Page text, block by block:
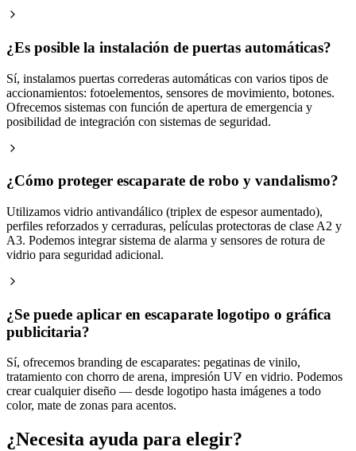
¿Es posible la instalación de puertas automáticas?
Sí, instalamos puertas correderas automáticas con varios tipos de
accionamientos: fotoelementos, sensores de movimiento, botones.
Ofrecemos sistemas con función de apertura de emergencia y
posibilidad de integración con sistemas de seguridad.
¿Cómo proteger escaparate de robo y vandalismo?
Utilizamos vidrio antivandálico (triplex de espesor aumentado),
perfiles reforzados y cerraduras, películas protectoras de clase A2 y
A3. Podemos integrar sistema de alarma y sensores de rotura de
vidrio para seguridad adicional.
¿Se puede aplicar en escaparate logotipo o gráfica
publicitaria?
Sí, ofrecemos branding de escaparates: pegatinas de vinilo,
tratamiento con chorro de arena, impresión UV en vidrio. Podemos
crear cualquier diseño — desde logotipo hasta imágenes a todo
color, mate de zonas para acentos.
¿Necesita ayuda para elegir?